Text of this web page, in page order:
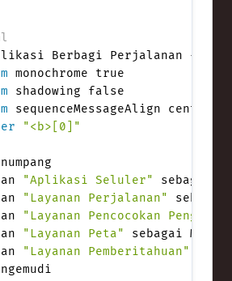
"<b>[0]"
"Aplikasi Seluler"
sebagai
"Layanan Perjalanan"
sebagai
"Layanan Pencocokan
"Layanan Peta"
sebagai Maps
"Layanan Pemberitahuan"